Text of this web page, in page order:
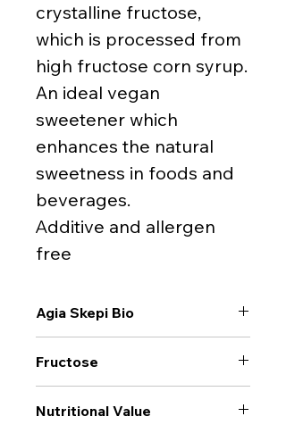
crystalline fructose,
which is processed from
high fructose corn syrup.
An ideal vegan
sweetener which
enhances the natural
sweetness in foods and
beverages.
Αdditive and allergen
free
Agia Skepi Bio
Fructose
Nutritional Value